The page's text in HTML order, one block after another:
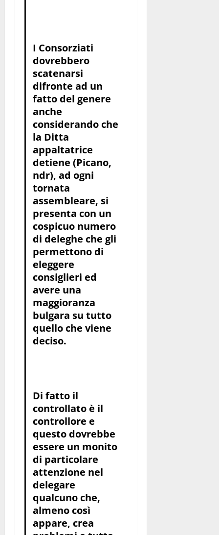
I Consorziati
dovrebbero
scatenarsi
difronte ad un
fatto del genere
anche
considerando che
la Ditta
appaltatrice
detiene (Picano,
ndr), ad ogni
tornata
assembleare, si
presenta con un
cospicuo numero
di deleghe che gli
permettono di
eleggere
consiglieri ed
avere una
maggioranza
bulgara su tutto
quello che viene
deciso.
Di fatto il
controllato è il
controllore e
questo dovrebbe
essere un monito
di particolare
attenzione nel
delegare
qualcuno che,
almeno così
appare, crea